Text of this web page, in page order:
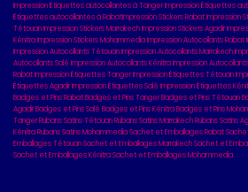
Impression Étiquettes autocollantes à TangerImpression Étiquettes
Étiquettes autocollantes à RabatImpression Stickers RabatImpression
TétouanImpression Stickers MarrakechImpression Stickers Agadir
KénitraImpression Stickers MohammediaImpression Autocollants Rabat
Impression Autocollants TétouanImpression Autocollants Marrakech
Autocollants Salé Impression Autocollants KénitraImpression
RabatImpression Étiquettes TangerImpression Étiquettes Tétouan
Étiquettes AgadirImpression Étiquettes Salé Impression Étiquettes
Badges et Pins RabatBadges et Pins TangerBadges et Pins Tétouan
AgadirBadges et Pins Salé Badges et Pins KénitraBadges et Pins
TangerRubans Satins TétouanRubans Satins MarrakechRubans Satins
KénitraRubans Satins MohammediaSachet et Emballages Rabat
Emballages TétouanSachet et Emballages MarrakechSachet et
Sachet et Emballages KénitraSachet et Emballages Mohammedia